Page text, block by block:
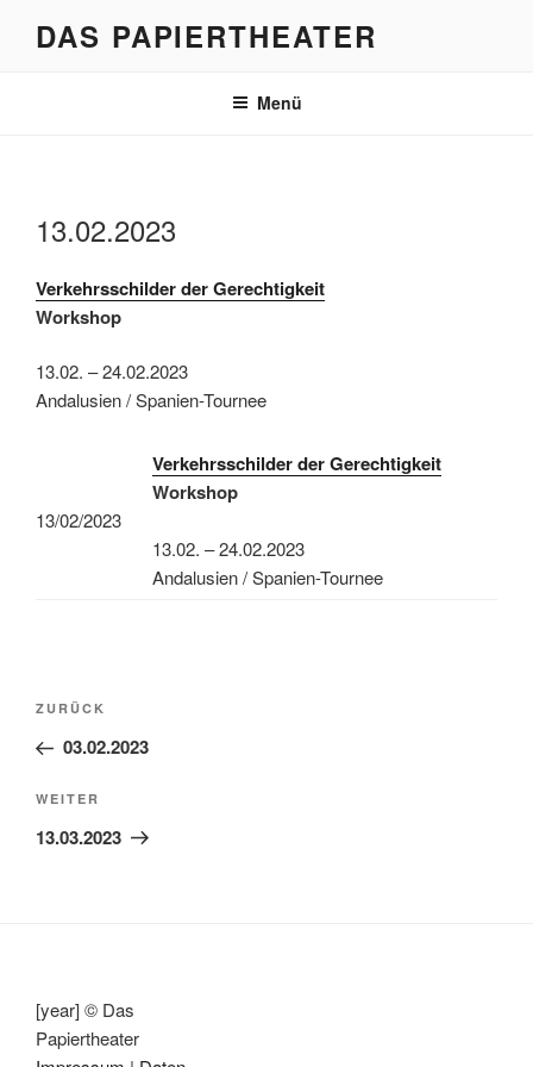
DAS PAPIERTHEATER
Menü
13.02.2023
Verkehrsschilder der Gerechtigkeit
Workshop
13.02. – 24.02.2023
Andalusien / Spanien-Tournee
13/02/2023
Verkehrsschilder der Gerechtigkeit
Workshop
13.02. – 24.02.2023
Andalusien / Spanien-Tournee
Beitragsnavigation
Vorheriger
Beitrag
ZURÜCK
03.02.2023
Nächster
Beitrag
WEITER
13.03.2023
[year] © Das
Papiertheater